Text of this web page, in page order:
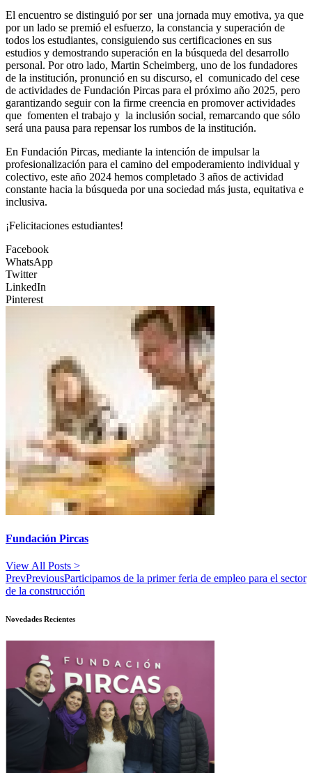
El encuentro se distinguió por ser una jornada muy emotiva, ya que
por un lado se premió el esfuerzo, la constancia y superación de
todos los estudiantes, consiguiendo sus certificaciones en sus
estudios y demostrando superación en la búsqueda del desarrollo
personal. Por otro lado, Martin Scheimberg, uno de los fundadores
de la institución, pronunció en su discurso, el comunicado del cese
de actividades de Fundación Pircas para el próximo año 2025, pero
garantizando seguir con la firme creencia en promover actividades
que fomenten el trabajo y la inclusión social, remarcando que sólo
será una pausa para repensar los rumbos de la institución.
En Fundación Pircas, mediante la intención de impulsar la
profesionalización para el camino del empoderamiento individual y
colectivo, este año 2024 hemos completado 3 años de actividad
constante hacia la búsqueda por una sociedad más justa, equitativa e
inclusiva.
¡Felicitaciones estudiantes!
Facebook
WhatsApp
Twitter
LinkedIn
Pinterest
Fundación Pircas
View All Posts >
PrevPreviousParticipamos de la primer feria de empleo para el sector
de la construcción
Novedades Recientes